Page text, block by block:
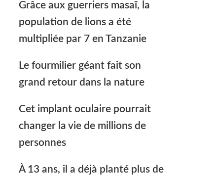
Grâce aux guerriers masaï, la
population de lions a été
multipliée par 7 en Tanzanie
Le fourmilier géant fait son
grand retour dans la nature
Cet implant oculaire pourrait
changer la vie de millions de
personnes
À 13 ans, il a déjà planté plus de